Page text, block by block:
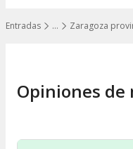
…
Mostrar todos los
Entradas Zaragoza
Opiniones